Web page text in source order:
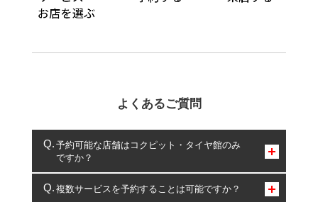
よくあるご質問
予約可能な店舗はコクピット・タイヤ館のみ
ですか？
コクピット・タイヤ館のみとなります。
複数サービスを予約することは可能ですか？